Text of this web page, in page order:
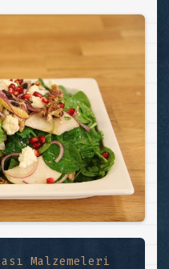
Malzemeleri